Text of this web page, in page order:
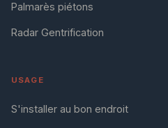
Palmarès piétons
Radar Gentrification
USAGE
S'installer au bon endroit